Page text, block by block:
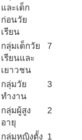
และเด็ก
ก่อนวัย
เรียน
กลุ่มเด็กวัย
เรียนและ
เยาวชน
7
กลุ่มวัย
ทำงาน
3
กลุ่มผู้สูง
อายุ
2
กลุ่มหญิงตั้ง 1